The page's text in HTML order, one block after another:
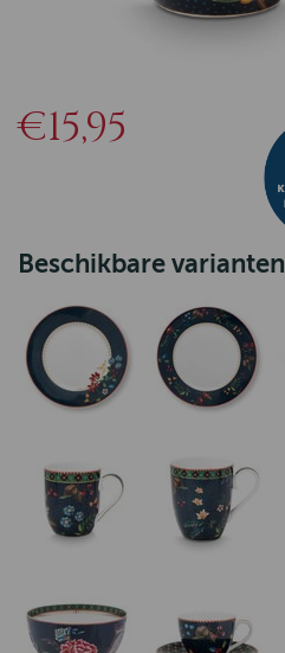
€15,95
Beschikbare varianten